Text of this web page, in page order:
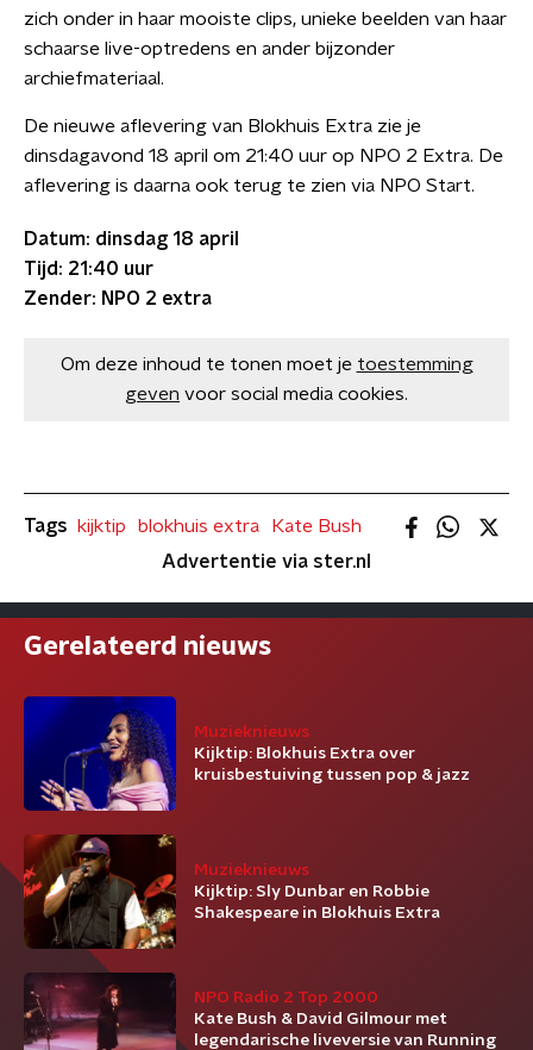
zich onder in haar mooiste clips, unieke beelden van haar
schaarse live-optredens en ander bijzonder
archiefmateriaal.
De nieuwe aflevering van Blokhuis Extra zie je
dinsdagavond 18 april om 21:40 uur op NPO 2 Extra. De
aflevering is daarna ook terug te zien via NPO Start.
Datum: dinsdag 18 april
Tijd: 21:40 uur
Zender: NPO 2 extra
Om deze inhoud te tonen moet je toestemming
geven voor social media cookies.
Tags kijktip blokhuis extra
Kate Bush
Advertentie via ster.nl
Gerelateerd nieuws
Muzieknieuws
Kijktip: Blokhuis Extra over
kruisbestuiving tussen pop & jazz
Muzieknieuws
Kijktip: Sly Dunbar en Robbie
Shakespeare in Blokhuis Extra
NPO Radio 2 Top 2000
Kate Bush & David Gilmour met
legendarische liveversie van Running